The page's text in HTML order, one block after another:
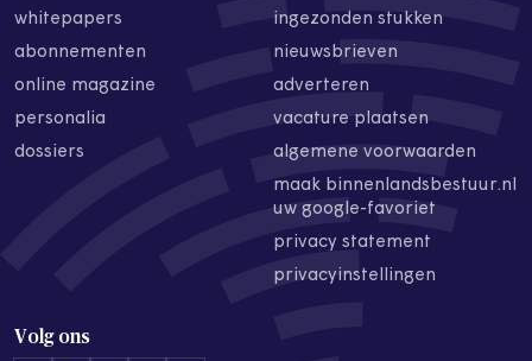
whitepapers
abonnementen
online magazine
personalia
dossiers
ingezonden stukken
nieuwsbrieven
adverteren
vacature plaatsen
algemene voorwaarden
maak binnenlandsbestuur.nl
uw google-favoriet
privacy statement
privacyinstellingen
Volg ons